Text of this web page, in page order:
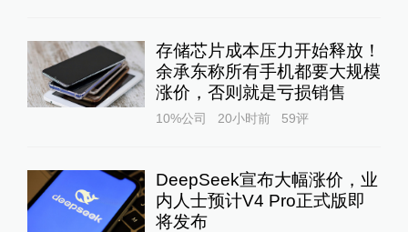
存储芯片成本压力开始释放！
余承东称所有手机都要大规模
涨价，否则就是亏损销售
10%公司 20小时前 59评
DeepSeek宣布大幅涨价，业
内人士预计V4 Pro正式版即
将发布